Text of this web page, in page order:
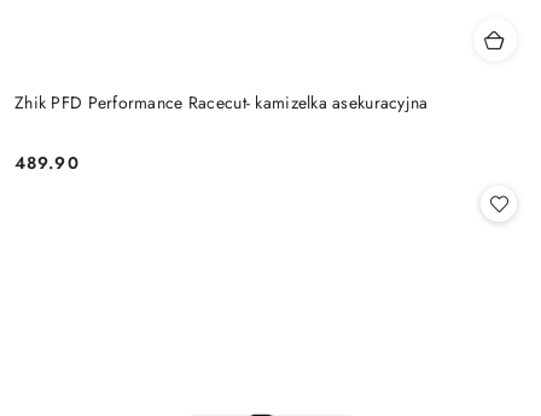
Zhik PFD Performance Racecut- kamizelka asekuracyjna
Cena:
489.90